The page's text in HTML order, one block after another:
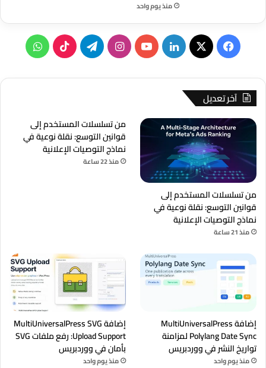
منذ يوم واحد
فيسبوك
‫X لينكدإن‫YouTubeانستقرامتيلقرام‫TikTok
آخر تعديل
من تسلسلات المستخدم إلى
قوانين التوسع: نقلة نوعية في
نماذج التوصيات الإعلانية
منذ 21 ساعة
من تسلسلات المستخدم إلى
قوانين التوسع: نقلة نوعية في
نماذج التوصيات الإعلانية
منذ 22 ساعة
إضافة MultiUniversalPress
Polylang Date Sync لمزامنة
تواريخ النشر في ووردبريس
منذ يوم واحد
إضافة MultiUniversalPress SVG
Upload Support: رفع ملفات SVG
بأمان في ووردبريس
منذ يوم واحد